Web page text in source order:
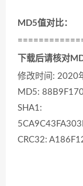
MD5值对比：
下载后请核对
修改时间: 2020
MD5:
SHA1:
CRC32: